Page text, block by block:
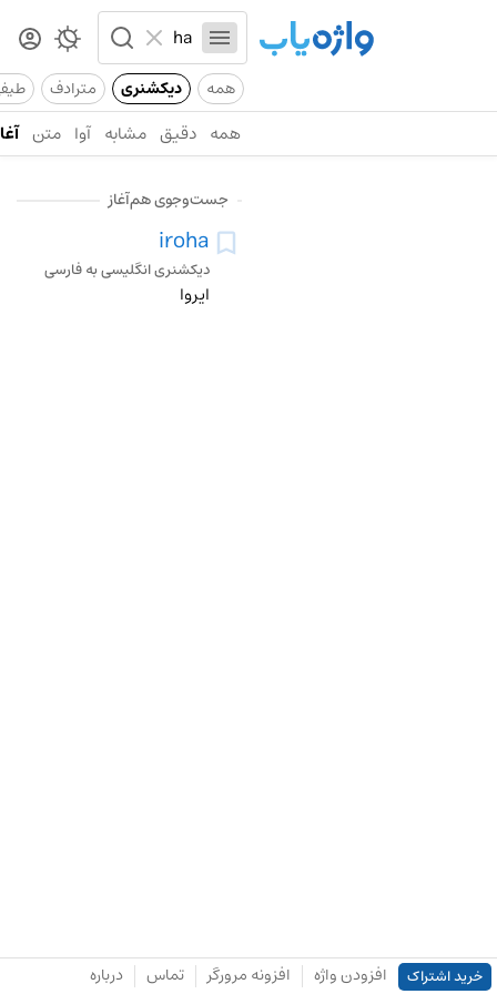
همه دیکشنری مترادف
همه دقیق مشابه آوا متن
جست‌وجوی هم‌آغاز
iroha
دیکشنری انگلیسی به فارسی
ایروا
خرید اشتراک افزودن واژه افزونه مرورگر تماس درباره